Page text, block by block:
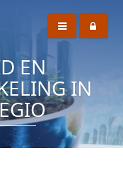
EN
IN